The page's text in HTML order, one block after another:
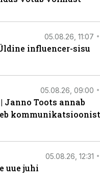
05.08.26, 11:07
influencer-sisu
05.08.26, 09:00
Janno Toots annab
kommunikatsioonist
05.08.26, 12:31
uue juhi